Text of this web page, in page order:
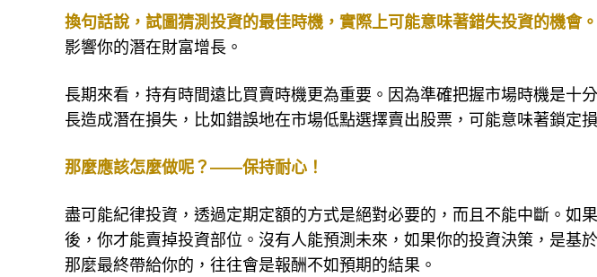
換句話說，試圖猜測投資的最佳時機，實際上可能意味著錯失投資的機會。
影響你的潛在財富增長。
長期來看，持有時間遠比買賣時機更為重要。因為準確把握市場時機是十
長造成潛在損失，比如錯誤地在市場低點選擇賣出股票，可能意味著鎖定
那麼應該怎麼做呢？——保持耐心！
盡可能紀律投資，透過定期定額的方式是絕對必要的，而且不能中斷。如
後，你才能賣掉投資部位。沒有人能預測未來，如果你的投資決策，是基
那麼最終帶給你的，往往會是報酬不如預期的結果。